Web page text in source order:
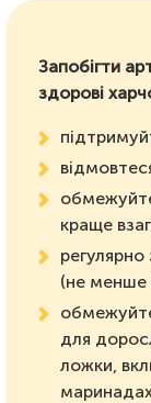
Запобігти
здорові
краще
(не менше
для
ложки,